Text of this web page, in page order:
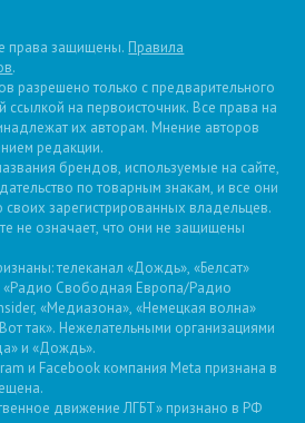
права защищены. Правила
.
разрешено только с предварительного
ссылкой на первоисточник. Все права на
их авторам. Мнение авторов
редакции.
брендов, используемые на сайте,
по товарным знакам, и все они
зарегистрированных владельцев.
не означает, что они не защищены
телеканал «Дождь», «Белсат»
«Радио Свободная Европа/Радио
«Медиазона», «Немецкая волна»
так». Нежелательными организациями
и «Дождь».
и Facebook компания Metа признана в
движение ЛГБТ» признано в РФ